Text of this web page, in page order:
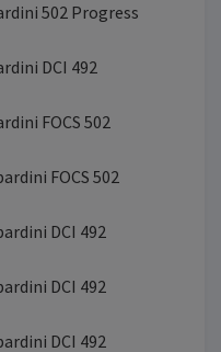
502 Progress
DCI 492
FOCS 502
FOCS 502
DCI 492
DCI 492
DCI 492